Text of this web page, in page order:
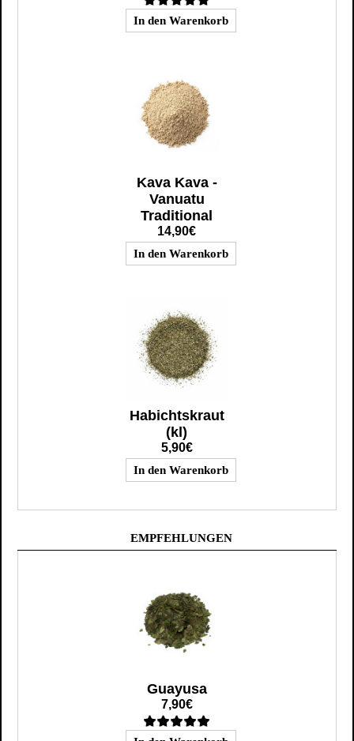
Kava Kava -
Vanuatu
Traditional
14,90€
Habichtskraut
(kl)
5,90€
EMPFEHLUNGEN
Guayusa
7,90€